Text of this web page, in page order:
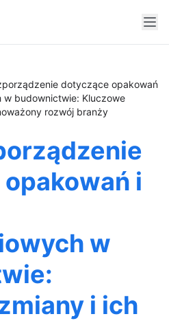
dotyczące opakowań
budownictwie: Kluczowe
rozwój branży
i
w
i ich